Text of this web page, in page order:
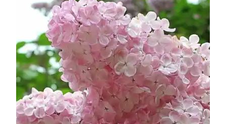
КОНТАКТЫ